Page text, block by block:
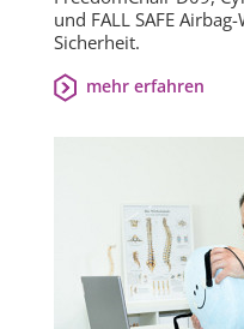
und FALL SAFE
Sicherheit.
mehr erfahren